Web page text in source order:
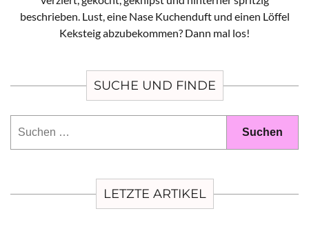
beschrieben. Lust, eine Nase Kuchenduft und einen Löffel
Keksteig abzubekommen? Dann mal los!
SUCHE UND FINDE
LETZTE ARTIKEL